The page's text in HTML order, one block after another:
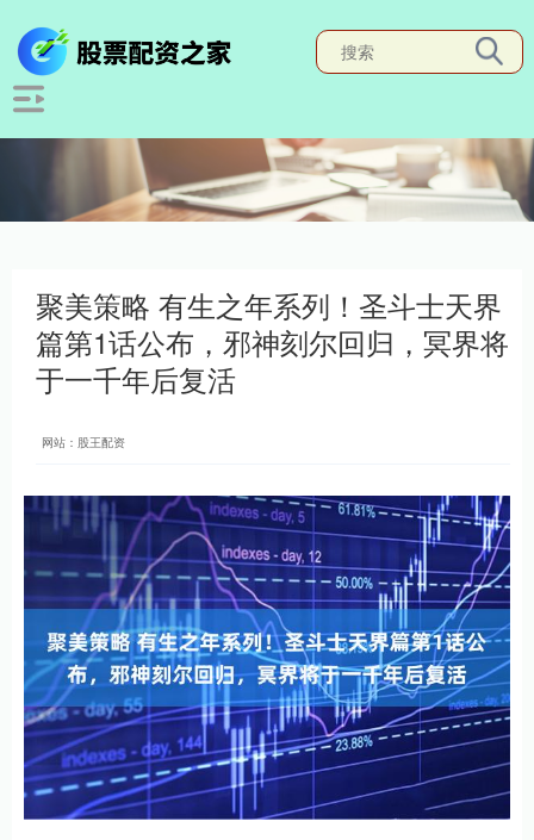
聚美策略 有生之年系列！圣斗士天界
篇第1话公布，邪神刻尔回归，冥界将
于一千年后复活
网站：股王配资